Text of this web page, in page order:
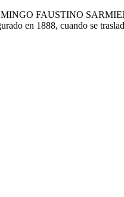
FAUSTINO
en 1888, cuando se